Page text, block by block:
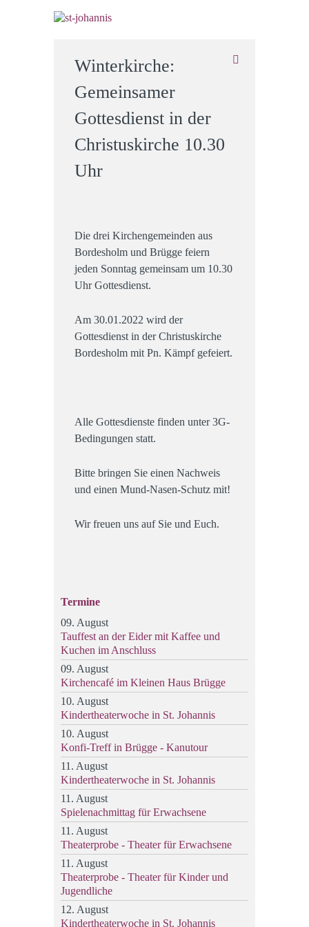
Winterkirche:
Gemeinsamer
Gottesdienst in der
Christuskirche 10.30
Uhr
Die drei Kirchengemeinden aus
Bordesholm und Brügge feiern
jeden Sonntag gemeinsam um 10.30
Uhr Gottesdienst.
Am 30.01.2022 wird der
Gottesdienst in der Christuskirche
Bordesholm mit Pn. Kämpf gefeiert.
Alle Gottesdienste finden unter 3G-
Bedingungen statt.
Bitte bringen Sie einen Nachweis
und einen Mund-Nasen-Schutz mit!
Wir freuen uns auf Sie und Euch.
Termine
09. August
Tauffest an der Eider mit Kaffee und
Kuchen im Anschluss
09. August
Kirchencafé im Kleinen Haus Brügge
10. August
Kindertheaterwoche in St. Johannis
10. August
Konfi-Treff in Brügge - Kanutour
11. August
Kindertheaterwoche in St. Johannis
11. August
Spielenachmittag für Erwachsene
11. August
Theaterprobe - Theater für Erwachsene
11. August
Theaterprobe - Theater für Kinder und
Jugendliche
12. August
Kindertheaterwoche in St. Johannis